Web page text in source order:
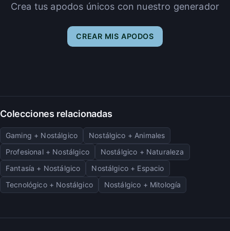
Crea tus apodos únicos con nuestro generador
CREAR MIS APODOS
Colecciones relacionadas
Gaming + Nostálgico
Nostálgico + Animales
Profesional + Nostálgico
Nostálgico + Naturaleza
Fantasía + Nostálgico
Nostálgico + Espacio
Tecnológico + Nostálgico
Nostálgico + Mitología